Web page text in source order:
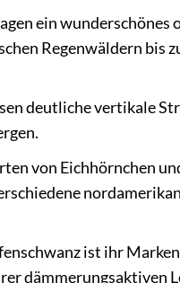
ein wunderschönes
Regenwäldern bis
deutliche vertikale
von Eichhörnchen
ist ihr
dämmerungsaktiven